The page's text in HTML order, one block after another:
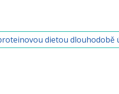
dietou dlouhodobě